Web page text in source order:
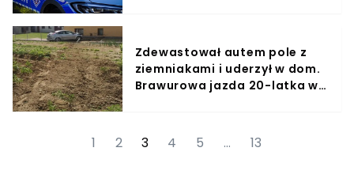
Zdewastował autem pole z
ziemniakami i uderzył w dom.
Brawurowa jazda 20-latka w
1 2 3 4 5 … 13